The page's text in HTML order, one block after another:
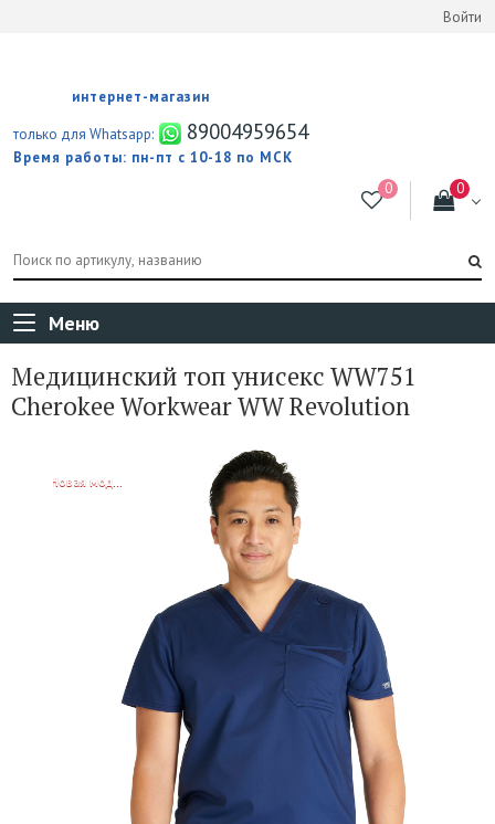
Войти
интернет-магазин
только для Whatsapp:
89004959654
Время работы: пн-пт с 10-18 по МСК
Меню
Медицинский топ унисекс WW751
Cherokee Workwear WW Revolution
NEW!